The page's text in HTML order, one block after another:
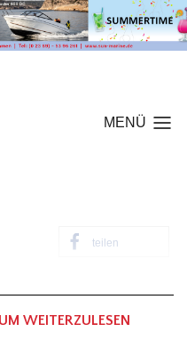
MENÜ
teilen
WEITERZULESEN